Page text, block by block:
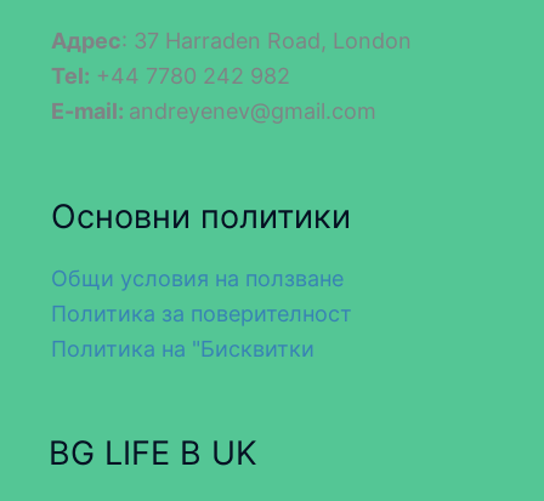
Адрес: 37 Harraden Road, London
Tel: +44 7780 242 982
E-mail: andreyenev@gmail.com
Основни политики
Общи условия на ползване
Политика за поверителност
Политика на "Бисквитки
BG LIFE В UK